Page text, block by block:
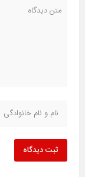
ثبت دیدگاه